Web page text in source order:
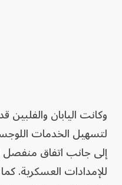
وكانت اليابان والفلبين
لتسهيل الخدمات
إلى جانب اتفاق منفصل
للإمدادات العسكرية. كما